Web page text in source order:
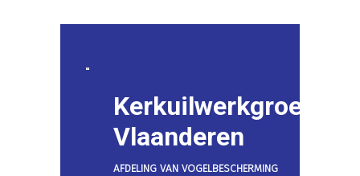
Kerkuilwerkgroep
Vlaanderen
AFDELING VAN VOGELBESCHERMING